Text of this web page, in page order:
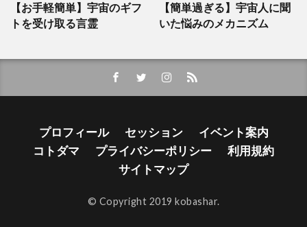
【お手軽簡単】宇宙のギフ
トを受け取る言霊
【簡単過ぎる】宇宙人に聞
いた悩みのメカニズム
プロフィール セッション
イベント案内
コトダマ
プライバシーポリシー
利用規約
サイトマップ
© Copyright 2019 kobashar.